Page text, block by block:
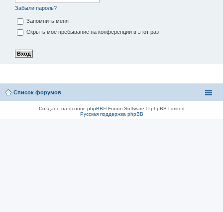
Забыли пароль?
Запомнить меня
Скрыть моё пребывание на конференции в этот раз
Список форумов
Создано на основе phpBB® Forum Software © phpBB Limited
Русская поддержка phpBB